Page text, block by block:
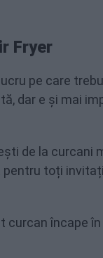
Fryer
pe care
dar e și mai
de la curcani
toți
încape